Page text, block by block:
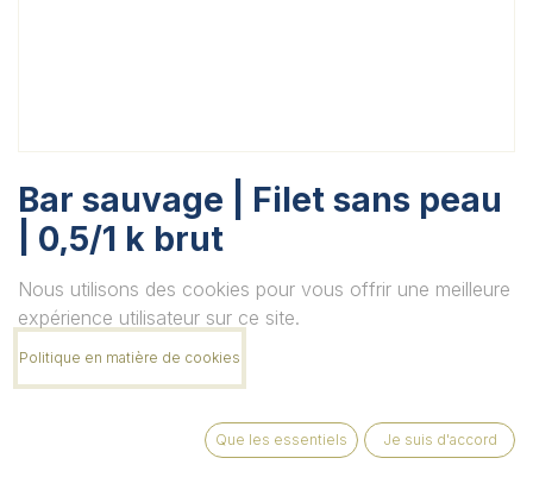
Bar sauvage | Filet sans peau
| 0,5/1 k brut
Unité
Quantité
Nous utilisons des cookies pour vous offrir une meilleure
expérience utilisateur sur ce site.
Politique en matière de cookies
Que les essentiels Je suis d'accord